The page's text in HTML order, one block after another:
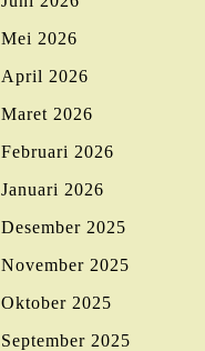
Mei 2026
April 2026
Maret 2026
Februari 2026
Januari 2026
Desember 2025
November 2025
Oktober 2025
September 2025